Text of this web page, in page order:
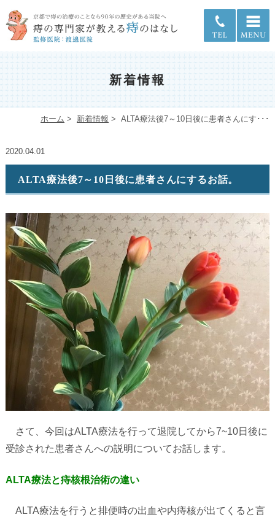
新着情報
ホーム > 新着情報 > ALTA療法後7～10日後に患者さんにす･･･
2020.04.01
ALTA療法後7～10日後に患者さんにするお話。
さて、今回はALTA療法を行って退院してから7~10日後に
受診された患者さんへの説明についてお話します。
ALTA療法と痔核根治術の違い
ALTA療法を行うと排便時の出血や内痔核が出てくると言